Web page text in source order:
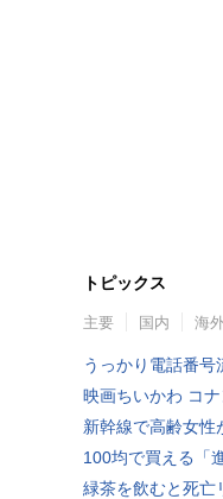
トピックス
主要 国内 海
うっかり電話番号
映画ちいかわ コ
新幹線で高齢女性
100均で買える「
緑茶を飲むと死亡